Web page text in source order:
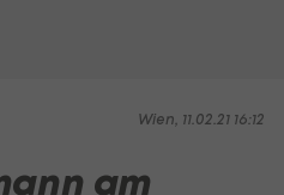
Wien, 11.02.21 16:12
am